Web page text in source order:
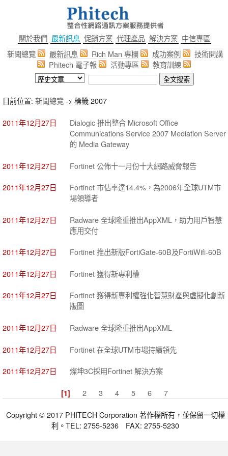
關於我們 最新訊息 促銷方案 代理產品 解決方案 中信專區
新聞總覽
最新訊息 Rich Man 專欄 成功案例
技術開講
Phitech 電子報
活動專區 教育訓練
目前位置: 新聞總覽-> 標籤 2007
2011年12月27日
Dialogic 推出整合 Microsoft Office
Communications Service 2007 Mediation Server
的 Media Gateway
2011年12月27日 Fortinet 公佈十一月份十大網路威脅報告
2011年12月27日
Fortinet 市佔率達14.4%，為2006年全球UTM市
場領導者
2011年12月27日
Radware 全球隆重推出AppXML，助力用戶智慧
應用交付
2011年12月27日 Fortinet 推出新版FortiGate-60B及FortiWifi-60B
2011年12月27日 Fortinet 獲得新專利權
2011年12月27日
Fortinet 獲得新專利權強化智慧財產與虛擬化創新
版圖
2011年12月27日 Radware 全球隆重推出AppXML
2011年12月27日 Fortinet 在全球UTM市場持續領先
2011年12月27日 燦坤3C採用Fortinet 解決方案
[1] 2 3 4 5 6 7
Copyright © 2017 PHITECH Corporation 著作權所有，並保留一切權
利。TEL: 2755-5236 FAX: 2755-5230